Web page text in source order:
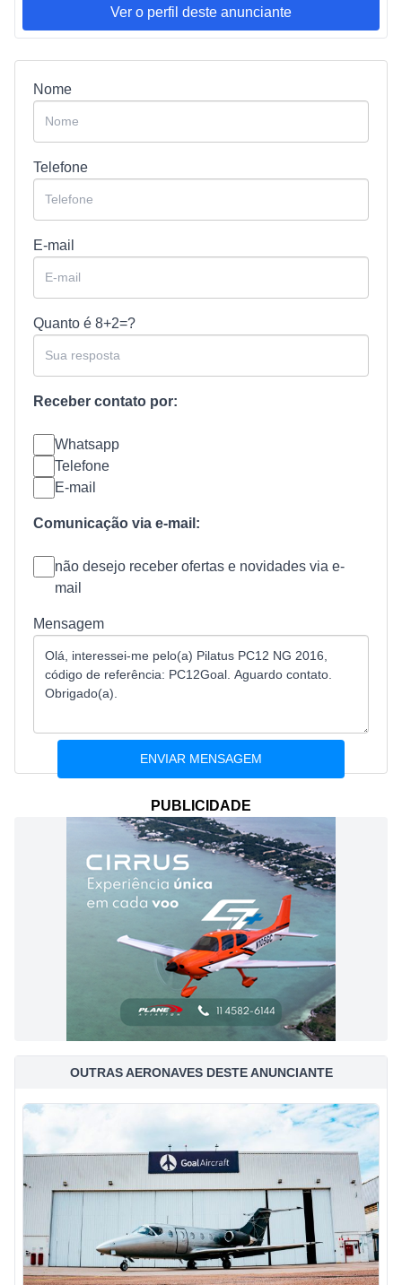
Ver o perfil deste anunciante
Nome
Telefone
E-mail
Quanto é 8+2=?
Receber contato por:
Whatsapp
Telefone
E-mail
Comunicação via e-mail:
não desejo receber ofertas e novidades via e-
mail
Mensagem
PUBLICIDADE
OUTRAS AERONAVES DESTE ANUNCIANTE